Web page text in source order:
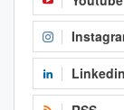
Linkedin